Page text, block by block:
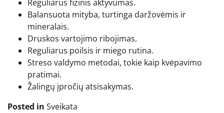
Reguliarus fizinis aktyvumas.
Balansuota mityba, turtinga daržovėmis ir
mineralais.
Druskos vartojimo ribojimas.
Reguliarus poilsis ir miego rutina.
Streso valdymo metodai, tokie kaip kvėpavimo
pratimai.
Žalingų įpročių atsisakymas.
Posted in Sveikata